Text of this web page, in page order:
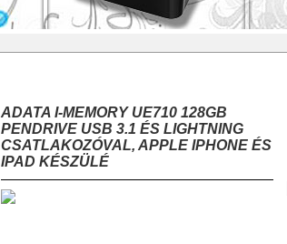
ADATA I-MEMORY UE710 128GB
PENDRIVE USB 3.1 ÉS LIGHTNING
CSATLAKOZÓVAL, APPLE IPHONE ÉS
IPAD KÉSZÜLÉ